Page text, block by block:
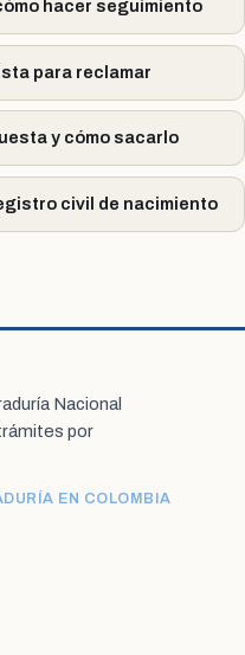
hacer seguimiento
para reclamar
y cómo sacarlo
civil de nacimiento
Nacional
por
EN COLOMBIA